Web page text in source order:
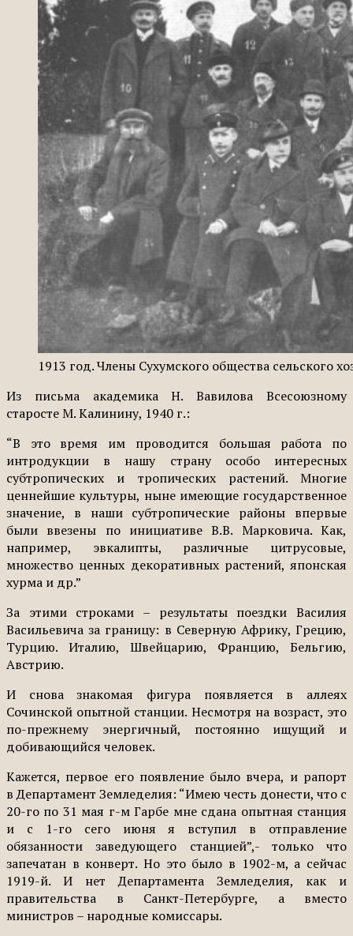
1913 год. Члены Сухумского общества сельского
Из письма академика Н. Вавилова Всесоюзному
старосте М. Калинину, 1940 г.:
“В это время им проводится большая работа по
интродукции в нашу страну особо интересных
субтропических и тропических растений. Многие
ценнейшие культуры, ныне имеющие государственное
значение, в наши субтропические районы впервые
были ввезены по инициативе В.В. Марковича. Как,
например, эвкалипты, различные цитрусовые,
множество ценных декоративных растений, японская
хурма и др.”
За этими строками – результаты поездки Василия
Васильевича за границу: в Северную Африку, Грецию,
Турцию. Италию, Швейцарию, Францию, Бельгию,
Австрию.
И снова знакомая фигура появляется в аллеях
Сочинской опытной станции. Несмотря на возраст, это
по-прежнему энергичный, постоянно ищущий и
добивающийся человек.
Кажется, первое его появление было вчера, и рапорт
в Департамент Земледелия: “Имею честь донести, что с
20-го по 31 мая г-м Гарбе мне сдана опытная станция
и с 1-го сего июня я вступил в отправление
обязанности заведующего станцией”,- только что
запечатан в конверт. Но это было в 1902-м, а сейчас
1919-й. И нет Департамента Земледелия, как и
правительства в Санкт-Петербурге, а вместо
министров – народные комиссары.